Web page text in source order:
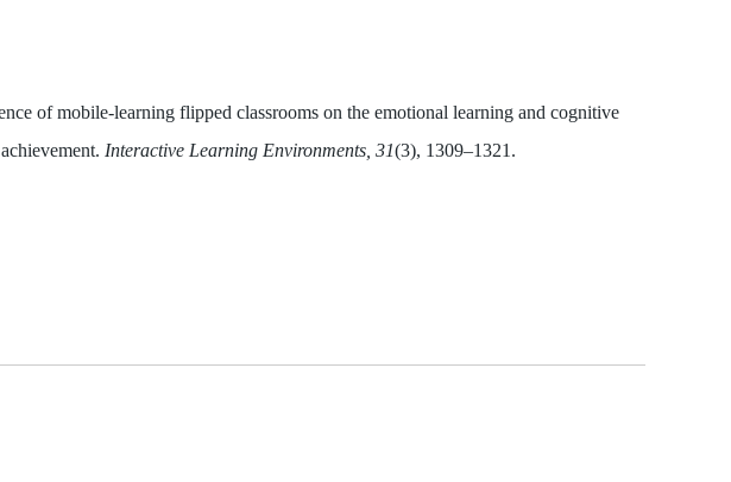
of mobile-learning flipped classrooms on the emotional learning and cognitive
Interactive Learning Environments, 31(3), 1309–1321.